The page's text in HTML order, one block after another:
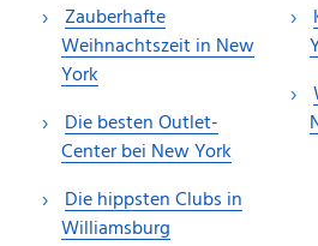
Zauberhafte
Weihnachtszeit in New
York
Die besten Outlet-
Center bei New York
Die hippsten Clubs in
Williamsburg